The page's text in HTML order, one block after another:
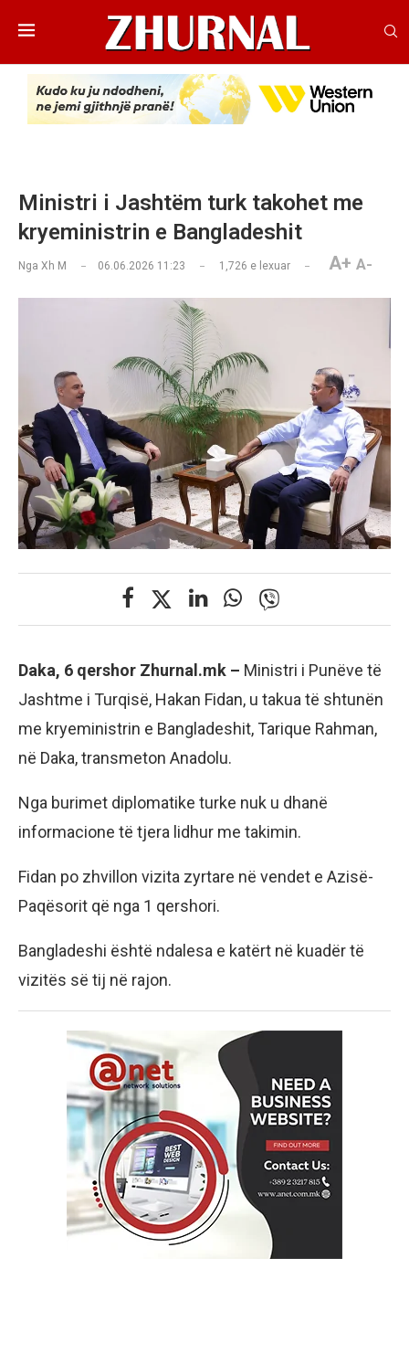
Ministri i Jashtëm turk takohet me
kryeministrin e Bangladeshit
Nga Xh M 06.06.2026 11:23 1,726 e lexuar A+ A-
Daka, 6 qershor Zhurnal.mk – Ministri i Punëve të
Jashtme i Turqisë, Hakan Fidan, u takua të shtunën
me kryeministrin e Bangladeshit, Tarique Rahman,
në Daka, transmeton Anadolu.
Nga burimet diplomatike turke nuk u dhanë
informacione të tjera lidhur me takimin.
Fidan po zhvillon vizita zyrtare në vendet e Azisë-
Paqësorit që nga 1 qershori.
Bangladeshi është ndalesa e katërt në kuadër të
vizitës së tij në rajon.